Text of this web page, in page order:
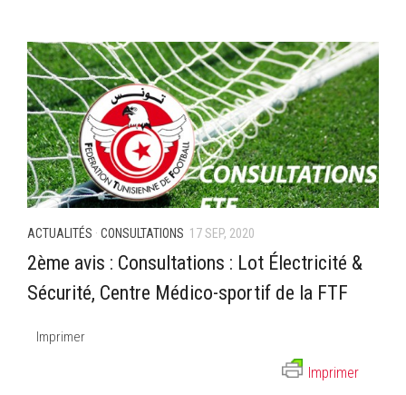
ACTUALITÉS · CONSULTATIONS 17 SEP, 2020
2ème avis : Consultations : Lot Électricité &
Sécurité, Centre Médico-sportif de la FTF
Imprimer
Imprimer